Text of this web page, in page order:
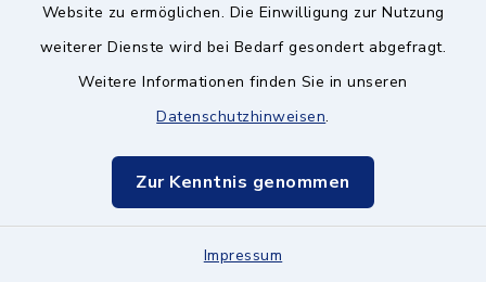
Website zu ermöglichen. Die Einwilligung zur Nutzung
weiterer Dienste wird bei Bedarf gesondert abgefragt.
Weitere Informationen finden Sie in unseren
Datenschutzhinweisen.
Zur Kenntnis genommen
Impressum
Caritas-Zentrum
München Ost / Land
Migrationsberatung
Lüdersstraße 10, 81737